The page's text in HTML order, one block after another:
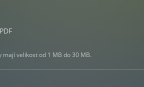
PDF
velikost od 1 MB do 30 MB.